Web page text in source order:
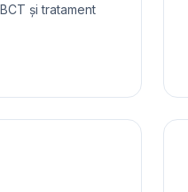
și tratament